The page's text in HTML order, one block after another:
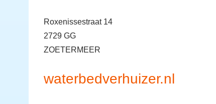
Roxenissestraat 14
2729 GG
ZOETERMEER
waterbedverhuizer.nl